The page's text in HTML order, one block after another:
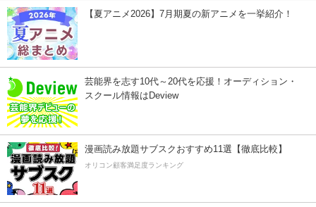
【夏アニメ2026】7月期夏の新アニメを一挙紹介！
芸能界を志す10代～20代を応援！オーディション・
スクール情報はDeview
漫画読み放題サブスクおすすめ11選【徹底比較】
オリコン顧客満足度ランキング